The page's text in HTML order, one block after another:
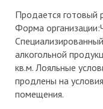
Продается готовый
Форма
алкогольной
кв.м. Лояльные
продлены на
помещения.